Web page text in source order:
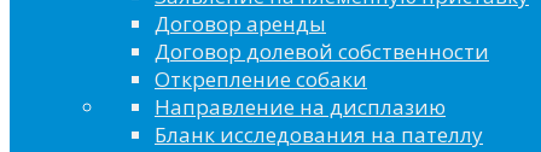
Договор аренды
Договор долевой собственности
Открепление собаки
Направление на дисплазию
Бланк исследования на пателлу